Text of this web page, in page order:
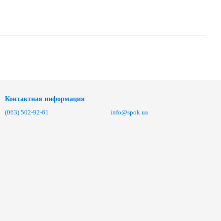
Контактная информация
(063) 502-92-61
info@spok.ua